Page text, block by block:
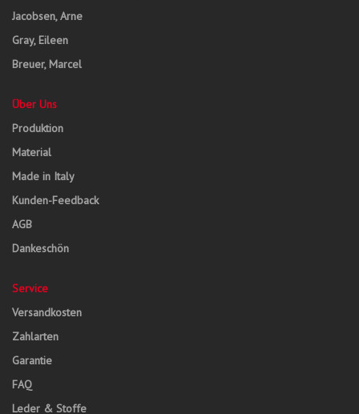
Jacobsen, Arne
Gray, Eileen
Breuer, Marcel
Über Uns
Produktion
Material
Made in Italy
Kunden-Feedback
AGB
Dankeschön
Service
Versandkosten
Zahlarten
Garantie
FAQ
Leder & Stoffe